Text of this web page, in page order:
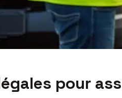
pour